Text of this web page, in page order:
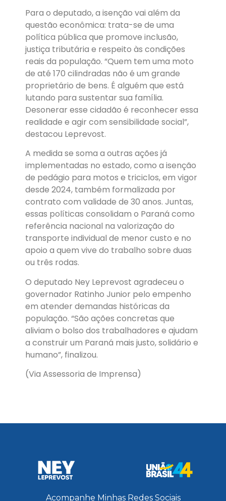
Para o deputado, a isenção vai além da
questão econômica: trata-se de uma
política pública que promove inclusão,
justiça tributária e respeito às condições
reais da população. “Quem tem uma moto
de até 170 cilindradas não é um grande
proprietário de bens. É alguém que está
lutando para sustentar sua família.
Desonerar esse cidadão é reconhecer essa
realidade e agir com sensibilidade social”,
destacou Leprevost.
A medida se soma a outras ações já
implementadas no estado, como a isenção
de pedágio para motos e triciclos, em vigor
desde 2024, também formalizada por
contrato com validade de 30 anos. Juntas,
essas políticas consolidam o Paraná como
referência nacional na valorização do
transporte individual de menor custo e no
apoio a quem vive do trabalho sobre duas
ou três rodas.
O deputado Ney Leprevost agradeceu o
governador Ratinho Junior pelo empenho
em atender demandas históricas da
população. “São ações concretas que
aliviam o bolso dos trabalhadores e ajudam
a construir um Paraná mais justo, solidário e
humano”, finalizou.
(Via Assessoria de Imprensa)
Acompanhe Minhas Redes Sociais